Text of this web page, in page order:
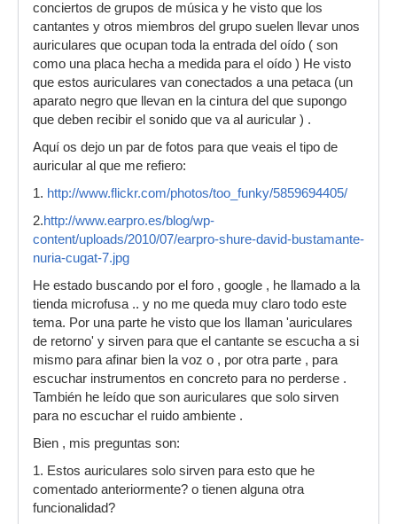
conciertos de grupos de música y he visto que los
cantantes y otros miembros del grupo suelen llevar unos
auriculares que ocupan toda la entrada del oído ( son
como una placa hecha a medida para el oído ) He visto
que estos auriculares van conectados a una petaca (un
aparato negro que llevan en la cintura del que supongo
que deben recibir el sonido que va al auricular ) .
Aquí os dejo un par de fotos para que veais el tipo de
auricular al que me refiero:
1. http://www.flickr.com/photos/too_funky/5859694405/
2.http://www.earpro.es/blog/wp-
content/uploads/2010/07/earpro-shure-david-bustamante-
nuria-cugat-7.jpg
He estado buscando por el foro , google , he llamado a la
tienda microfusa .. y no me queda muy claro todo este
tema. Por una parte he visto que los llaman 'auriculares
de retorno' y sirven para que el cantante se escucha a si
mismo para afinar bien la voz o , por otra parte , para
escuchar instrumentos en concreto para no perderse .
También he leído que son auriculares que solo sirven
para no escuchar el ruido ambiente .
Bien , mis preguntas son:
1. Estos auriculares solo sirven para esto que he
comentado anteriormente? o tienen alguna otra
funcionalidad?